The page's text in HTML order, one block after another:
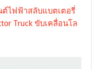
ต์ไฟฟ้าสลับแบตเตอรี่
Truck ขับเคลื่อนโล